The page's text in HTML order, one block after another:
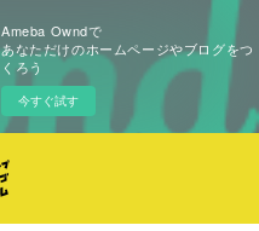
Ameba Owndで
あなただけのホームページやブログをつ
くろう
今すぐ試す